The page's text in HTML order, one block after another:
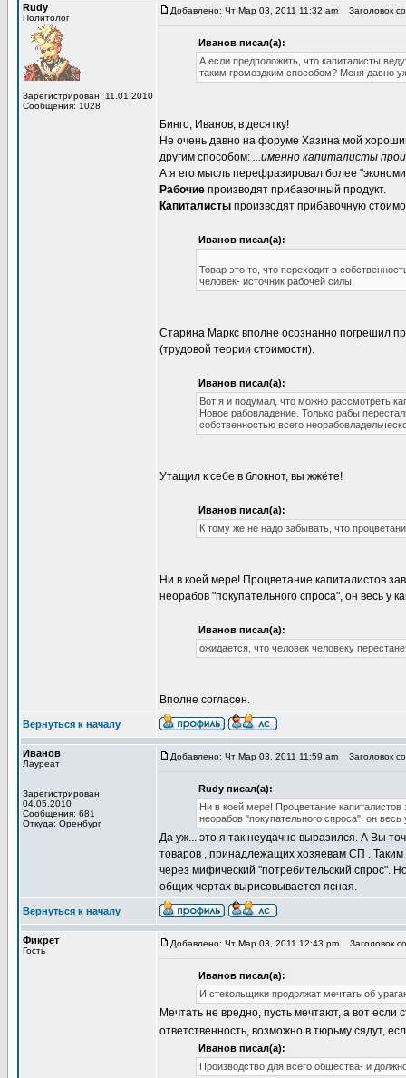
Rudy
Политолог
Зарегистрирован: 11.01.2010
Сообщения: 1028
Добавлено: Чт Мар 03, 2011 11:32 am Заголовок
Иванов писал(а):
А если предположить, что капиталисты
таким громоздким способом? Меня давно
Бинго, Иванов, в десятку!
Не очень давно на форуме Хазина мой
другим способом: ...именно капиталисты
А я его мысль перефразировал более
Рабочие производят прибавочный продукт.
Капиталисты производят прибавочную
Иванов писал(а):
Товар это то, что переходит в
человек- источник рабочей силы.
Старина Маркс вполне осознанно погрешил
(трудовой теории стоимости).
Иванов писал(а):
Вот я и подумал, что можно рассмотреть
Новое рабовладение. Только рабы
собственностью всего
Утащил к себе в блокнот, вы жжёте!
Иванов писал(а):
К тому же не надо забывать, что
Ни в коей мере! Процветание капиталистов
неорабов "покупательного спроса", он весь у
Иванов писал(а):
ожидается, что человек человеку
Вполне согласен.
Вернуться к началу
Иванов
Лауреат
Зарегистрирован:
04.05.2010
Сообщения: 681
Откуда: Оренбург
Добавлено: Чт Мар 03, 2011 11:59 am Заголовок
Rudy писал(а):
Ни в коей мере! Процветание
неорабов "покупательного спроса", он весь
Да уж... это я так неудачно выразился. А Вы
товаров , принадлежащих хозяевам СП .
через мифический "потребительский спрос".
общих чертах вырисовывается ясная.
Вернуться к началу
Фикрет
Гость
Добавлено: Чт Мар 03, 2011 12:43 pm Заголовок
Иванов писал(а):
И стекольщики продолжат мечтать об
Мечтать не вредно, пусть мечтают, а вот если
ответственность, возможно в тюрьму сядут,
Иванов писал(а):
Производство для всего общества- и